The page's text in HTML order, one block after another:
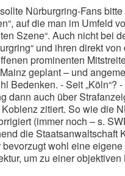
Nürburgring-Fans
auf die man im Umfeld
Szene“. Auch nicht bei
und ihren direkt
prominenten
geplant – und
Bedenken. - Seit „Köln“?
dann auch über
zitiert. So wie die
(immer noch – s.
die
bevorzugt wohl eine
um zu einer